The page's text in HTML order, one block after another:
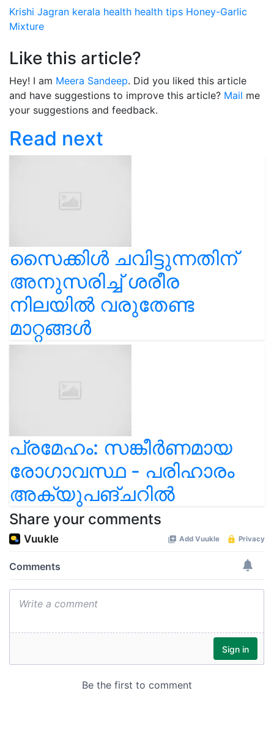
Krishi Jagran kerala health health tips Honey-Garlic
Mixture
Like this article?
Hey! I am Meera Sandeep. Did you liked this article
and have suggestions to improve this article? Mail me
your suggestions and feedback.
Read next
സൈക്കിൾ ചവിട്ടുന്നതിന്
അനുസരിച്ച് ശരീര
നിലയിൽ വരുതേണ്ട
മാറ്റങ്ങൾ
പ്രമേഹം: സങ്കീർണമായ
രോഗാവസ്ഥ - പരിഹാരം
അക്യുപങ്ചറിൽ
Share your comments